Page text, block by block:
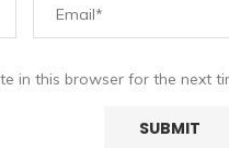
in this browser for the next